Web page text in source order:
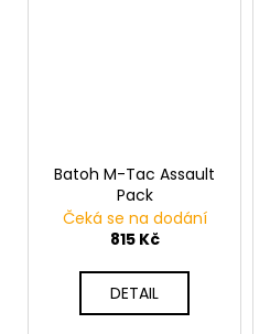
Batoh M-Tac Assault
Pack
Čeká se na dodání
815 Kč
DETAIL